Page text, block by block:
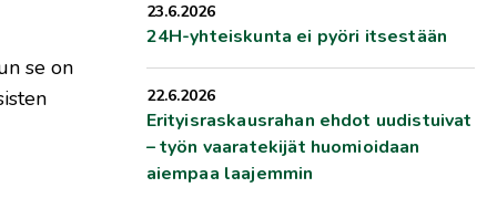
se on
23.6.2026
24H-yhteiskunta ei pyöri itsestään
22.6.2026
Erityisraskausrahan ehdot uudistuivat
– työn vaaratekijät huomioidaan
aiempaa laajemmin